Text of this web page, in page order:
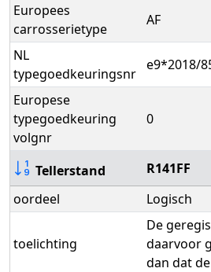
Europees
carrosserietype
AF
NL
typegoedkeuringsnr
e9*2018/
Europese
typegoedkeuring
volgnr
0
Tellerstand
R141FF
oordeel
Logisch
toelichting
De
daarvoor
dan dat